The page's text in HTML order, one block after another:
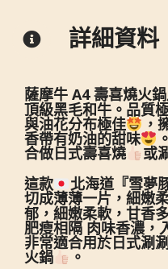
詳細資料
薩摩牛 A4 壽喜燒火
頂級黑毛和牛。品質
與油花分布極佳 ，
香帶有奶油的甜味
合做日式壽喜燒 或
這款
北海道『雪夢
切成薄薄一片，細嫩
郁，細嫩柔軟，甘香
肥瘦相隔 肉味香濃，
非常適合用於日式涮
火鍋 。